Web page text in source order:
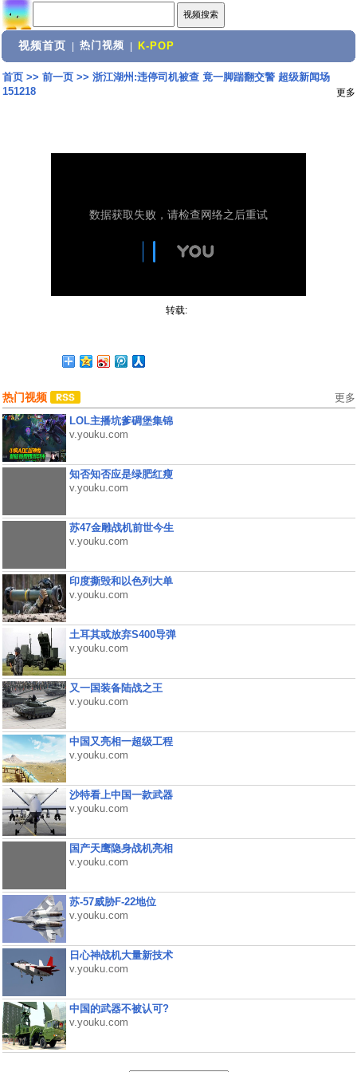
视频首页 热门视频 K-POP
首页>> 前一页>> 浙江湖州:违停司机被查 竟一脚踹翻交警 超级新闻场
151218
更多
转载:
热门视频 更多
LOL主播坑爹碉堡集锦
v.youku.com
知否知否应是绿肥红瘦
v.youku.com
苏47金雕战机前世今生
v.youku.com
印度撕毁和以色列大单
v.youku.com
土耳其或放弃S400导弹
v.youku.com
又一国装备陆战之王
v.youku.com
中国又亮相一超级工程
v.youku.com
沙特看上中国一款武器
v.youku.com
国产天鹰隐身战机亮相
v.youku.com
苏-57威胁F-22地位
v.youku.com
日心神战机大量新技术
v.youku.com
中国的武器不被认可?
v.youku.com